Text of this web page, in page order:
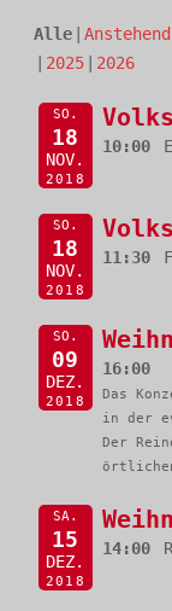
Alle Anstehend
2025
2026
SO.
18
NOV.
2018
10:00
SO.
18
NOV.
2018
11:30
SO.
09
DEZ.
2018
16:00
Das
in der
Der
SA.
15
DEZ.
2018
14:00